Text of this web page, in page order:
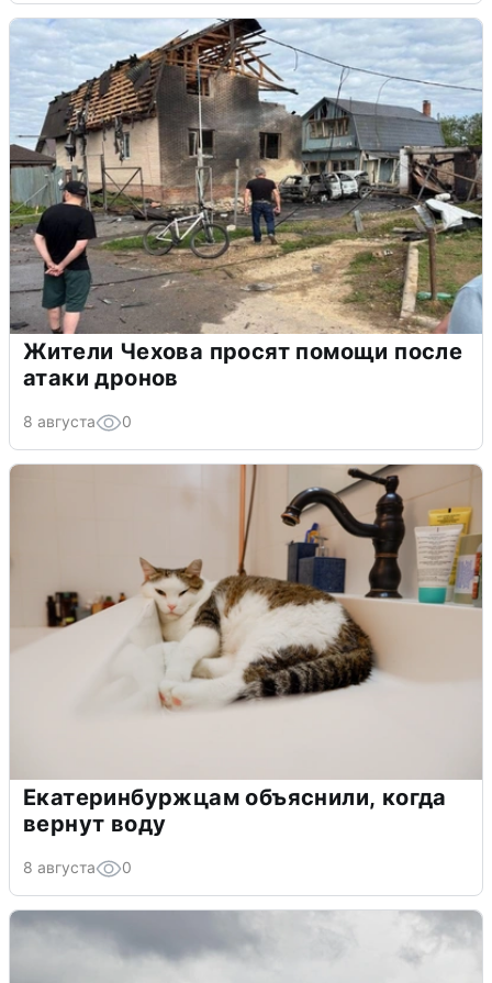
Жители Чехова просят помощи после
атаки дронов
8 августа 0
Екатеринбуржцам объяснили, когда
вернут воду
8 августа 0